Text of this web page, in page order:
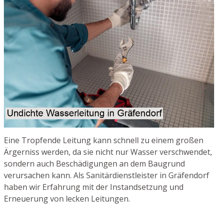
Eine Tropfende Leitung kann schnell zu einem großen
Ärgerniss werden, da sie nicht nur Wasser verschwendet,
sondern auch Beschädigungen an dem Baugrund
verursachen kann. Als Sanitärdienstleister in Gräfendorf
haben wir Erfahrung mit der Instandsetzung und
Erneuerung von lecken Leitungen.